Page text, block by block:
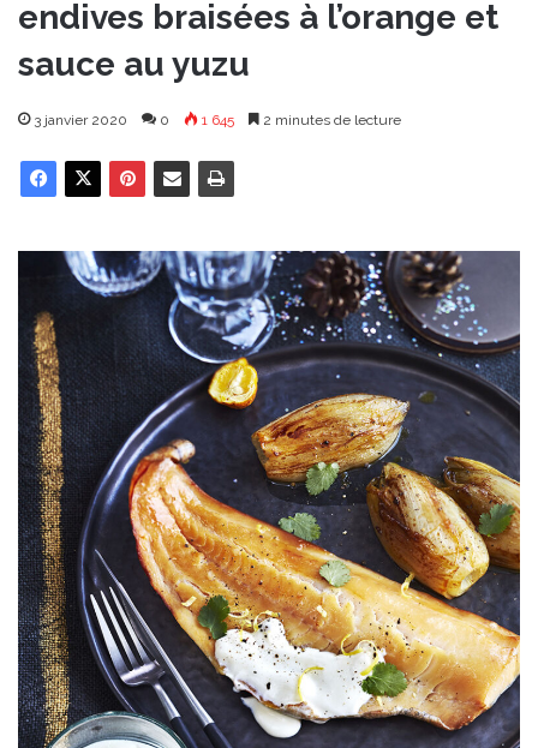
endives braisées à l’orange et
sauce au yuzu
3 janvier 2020 0 1 645 2 minutes de lecture